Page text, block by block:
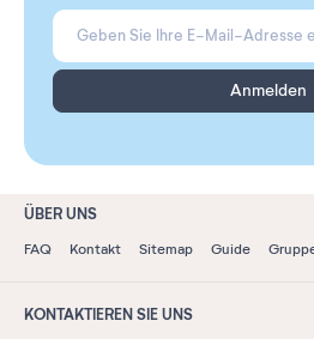
Anmelden
ÜBER UNS
FAQ Kontakt Sitemap Guide
KONTAKTIEREN SIE UNS